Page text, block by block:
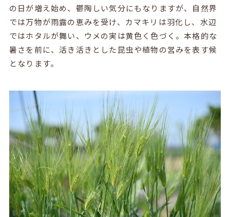
の日が増え始め、鬱陶しい気分にもなりますが、自然界
では万物が雨露の恵みを受け、カマキリは羽化し、水辺
ではホタルが舞い、ウメの実は黄色く色づく。本格的な
暑さを前に、活き活きとした昆虫や植物の営みを表す候
となります。